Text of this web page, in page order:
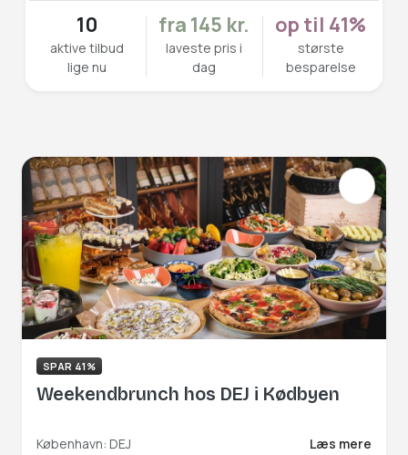
10
aktive tilbud
lige nu
fra 145 kr.
laveste pris i
dag
op til 41%
største
besparelse
SPAR 41%
Weekendbrunch hos DEJ i Kødbyen
København: DEJ Læs mere